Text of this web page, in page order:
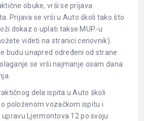
obuke, vrši se prijava
Prijava se vrši u Auto školi tako što
dokaz o uplati takse MUP-u
videti na stranici cenovnik).
budu unapred određeni od strane
se vrši najmanje osam dana
dela ispita u Auto školi
o položenom vozačkom ispitu i
Ljermontova 12 po svoju